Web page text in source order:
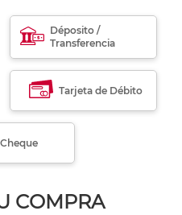
Déposito /
Transferencia
Tarjeta de Débito
Cheque
COMPRA